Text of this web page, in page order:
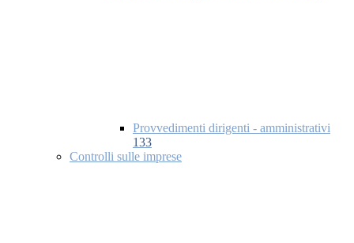
Provvedimenti dirigenti - amministrativi
133
Controlli sulle imprese